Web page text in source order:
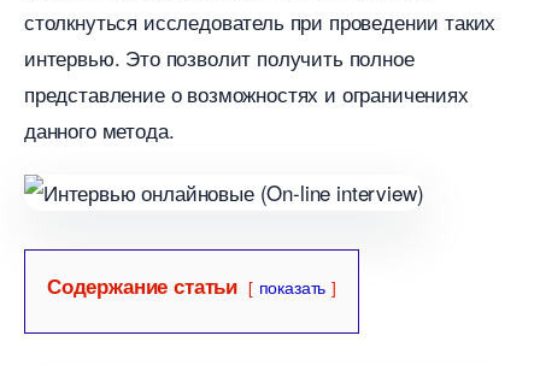
столкнуться исследователь при проведении таких
интервью.​ Это позволит получить полное
представление о возможностях и ограничениях
данного метода.​
Содержание статьи показать